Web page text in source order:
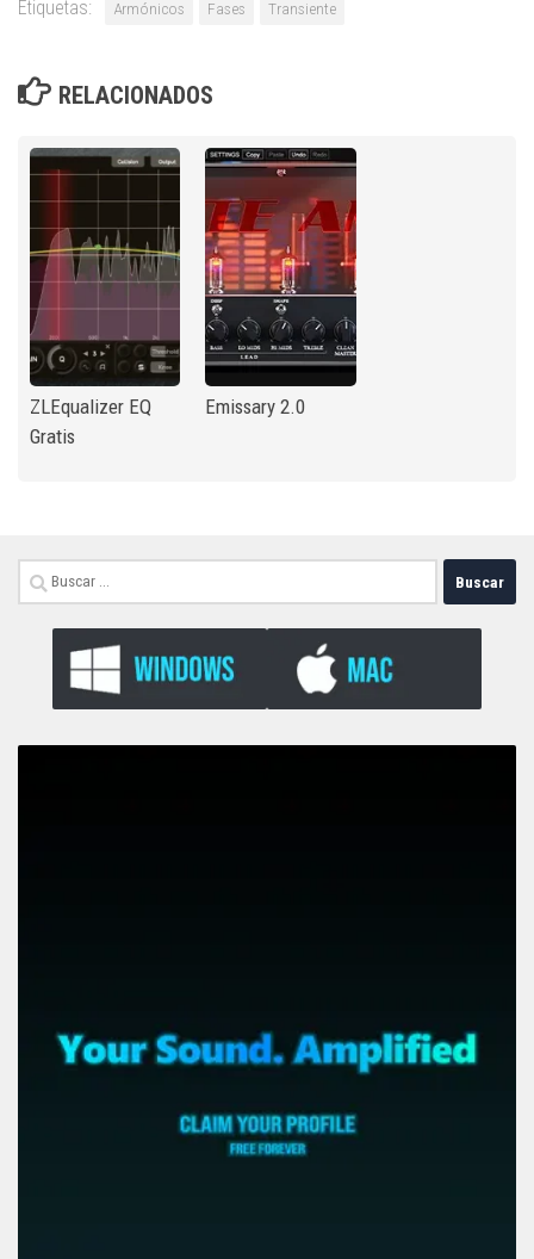
Etiquetas: Armónicos Fases Transiente
RELACIONADOS
ZLEqualizer EQ
Gratis
Emissary 2.0
Buscar: